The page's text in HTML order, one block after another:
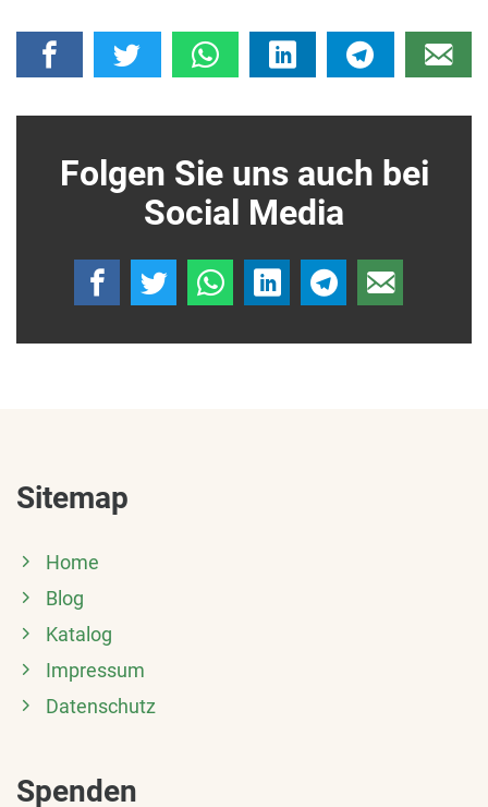
Folgen Sie uns auch bei
Social Media
Sitemap
Home
Blog
Katalog
Impressum
Datenschutz
Spenden